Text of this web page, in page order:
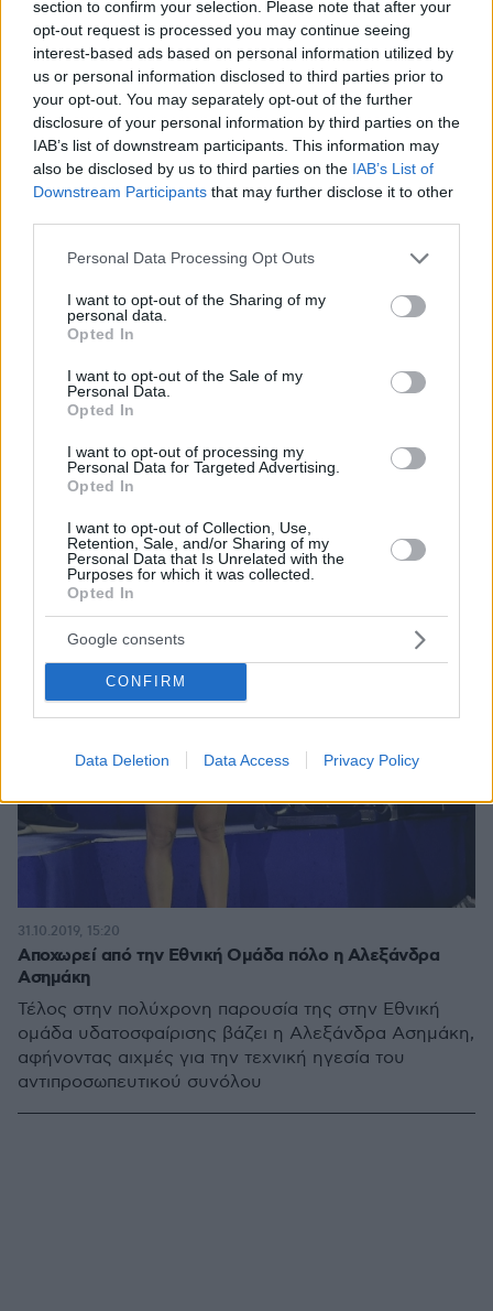
section to confirm your selection. Please note that after your
opt-out request is processed you may continue seeing
interest-based ads based on personal information utilized by
us or personal information disclosed to third parties prior to
your opt-out. You may separately opt-out of the further
disclosure of your personal information by third parties on the
IAB’s list of downstream participants. This information may
also be disclosed by us to third parties on the IAB’s List of
Downstream Participants that may further disclose it to other
Please note that this website/app uses one or more Google
not limited to your visit or usage behaviour. You may click to
grant or deny consent to Google and its third-party tags to
use your data for below specified purposes in below Google
consent section.
Personal Data Processing Opt Outs
I want to opt-out of the Sharing of my
personal data.
Opted In
I want to opt-out of the Sale of my
Personal Data.
Opted In
I want to opt-out of processing my
Personal Data for Targeted Advertising.
Opted In
I want to opt-out of Collection, Use,
Retention, Sale, and/or Sharing of my
Personal Data that Is Unrelated with the
Purposes for which it was collected.
Opted In
Google consents
CONFIRM
Data Deletion Data Access Privacy Policy
League του Ολυμπιακού στον Πειραιά
«Ο Ολυμπιακός ήταν και παραμένει η κορυφαία
ομάδα στην Ευρώπη» δηλώνει η πρώην
«ερυθρόλευκη» φουνταριστή στο GWomen και
θυμάται τις μαγικές στιγμές από την κατάκτηση της
Euro League τον Απρίλιο του 2015 στον Πειραιά.
Αποχωρεί από την Εθνική Ομάδα πόλο η Αλεξάνδρα
Ασημάκη
Τέλος στην πολύχρονη παρουσία της στην Εθνική
ομάδα υδατοσφαίρισης βάζει η Αλεξάνδρα Ασημάκη,
αφήνοντας αιχμές για την τεχνική ηγεσία του
αντιπροσωπευτικού συνόλου
31.10.2019, 15:20